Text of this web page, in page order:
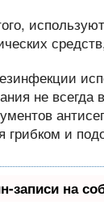
не
грибком и
записи на